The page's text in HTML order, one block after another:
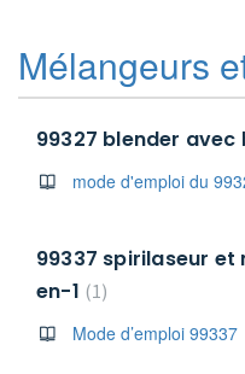
Mélangeurs
99327 blender avec
mode d'emploi du
99337 spirilaseur
en-1 1
Mode d’emploi 99337